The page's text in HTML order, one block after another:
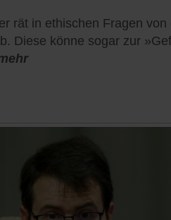
rät in ethischen Fragen von
Diese könne sogar zur